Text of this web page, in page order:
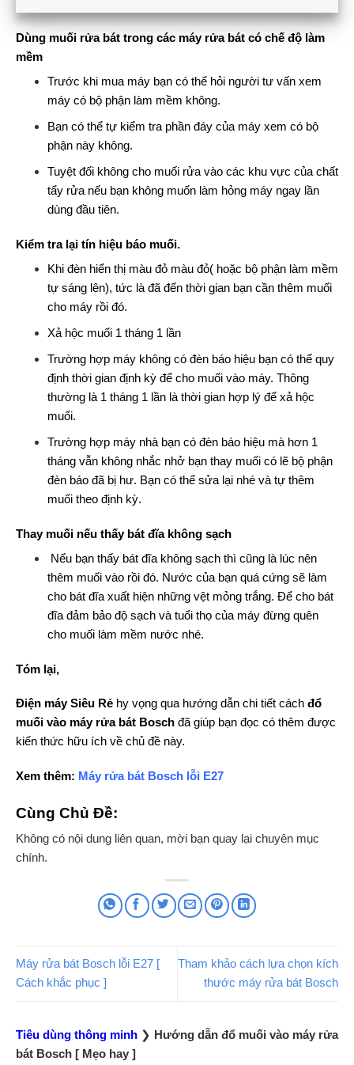
Dùng muối rửa bát trong các máy rửa bát có chế độ làm
mềm
Trước khi mua máy bạn có thể hỏi người tư vấn xem
máy có bộ phận làm mềm không.
Bạn có thể tự kiểm tra phần đáy của máy xem có bộ
phận này không.
Tuyệt đối không cho muối rửa vào các khu vực của chất
tẩy rửa nếu bạn không muốn làm hỏng máy ngay lần
dùng đầu tiên.
Kiểm tra lại tín hiệu báo muối.
Khi đèn hiển thị màu đỏ màu đỏ( hoặc bộ phận làm mềm
tự sáng lên), tức là đã đến thời gian bạn cần thêm muối
cho máy rồi đó.
Xả hộc muối 1 tháng 1 lần
Trường hợp máy không có đèn báo hiệu bạn có thể quy
định thời gian định kỳ để cho muối vào máy. Thông
thường là 1 tháng 1 lần là thời gian hợp lý để xả hộc
muối.
Trường hợp máy nhà bạn có đèn báo hiệu mà hơn 1
tháng vẫn không nhắc nhở bạn thay muối có lẽ bộ phận
đèn báo đã bị hư. Bạn có thể sửa lại nhé và tự thêm
muối theo định kỳ.
Thay muối nếu thấy bát đĩa không sạch
Nếu bạn thấy bát đĩa không sạch thì cũng là lúc nên
thêm muối vào rồi đó. Nước của bạn quá cứng sẽ làm
cho bát đĩa xuất hiện những vệt mỏng trắng. Để cho bát
đĩa đảm bảo độ sạch và tuổi thọ của máy đừng quên
cho muối làm mềm nước nhé.
Tóm lại,
Điện máy Siêu Rẻ hy vọng qua hướng dẫn chi tiết cách đổ
muối vào máy rửa bát Bosch đã giúp bạn đọc có thêm được
kiến thức hữu ích về chủ đề này.
Xem thêm: Máy rửa bát Bosch lỗi E27
Cùng Chủ Đề:
Không có nội dung liên quan, mời bạn quay lại chuyên mục
chính.
Máy rửa bát Bosch lỗi E27 [
Cách khắc phục ]
Tham khảo cách lựa chọn kích
thước máy rửa bát Bosch
Tiêu dùng thông minh ❯ Hướng dẫn đổ muối vào máy rửa
bát Bosch [ Mẹo hay ]